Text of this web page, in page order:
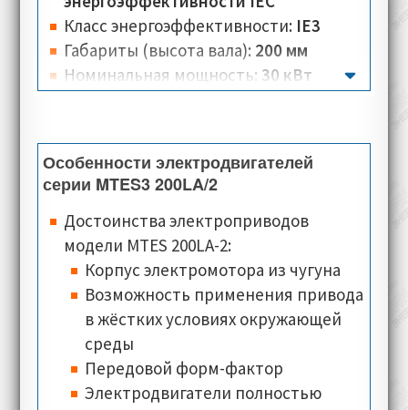
Класс энергоэффективности: IE3
Габариты (высота вала): 200 мм
Номинальная мощность: 30 кВт
Количество полюсов:2
Номинальная скорость:2945-3000 об/
мин
Номинальное напряжение:400 В
Номинальный ток:52,1 А
Тип соединения:треугольник, звезда
Количество разъёмов:3-6 для
электродвигателей в чугунном
корпусе с типом соединения схема
треугольник-звезда, с клеммной
коробкой установленной вверху
Особенности электродвигателей
серии MTES3 200LA/2
Достоинства электроприводов
модели MTES 200LA-2:
Корпус электромотора из чугуна
Возможность применения привода
в жёстких условиях окружающей
среды
Передовой форм-фактор
Электродвигатели полностью